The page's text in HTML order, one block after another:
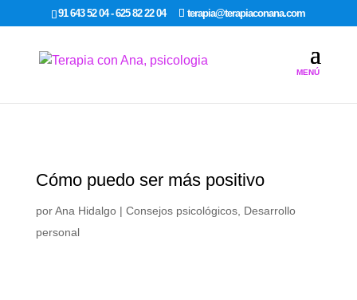
google-site-verification: google7dcda757e565a307.html
91 643 52 04 - 625 82 22 04 terapia@terapiaconana.com
Cómo puedo ser más positivo
porAna Hidalgo| Consejos psicológicos, Desarrollo
personal